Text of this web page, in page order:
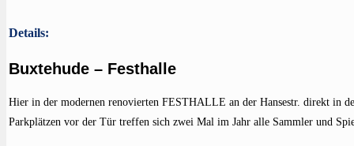
Details:
Buxtehude – Festhalle
Hier in der modernen renovierten FESTHALLE an der Hansestr. direkt in
Parkplätzen vor der Tür treffen sich zwei Mal im Jahr alle Sammler und